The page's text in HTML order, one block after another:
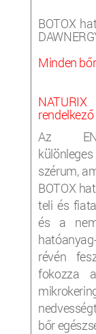
BOTOX
Minden
Az
szérum,
BOTOX
teli és
és a
révén
fokozza
bőr